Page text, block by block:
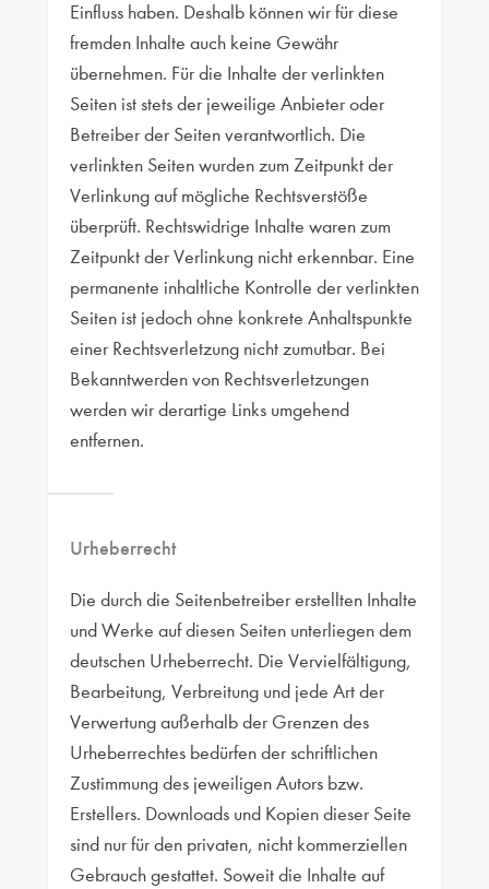
Einfluss haben. Deshalb können wir für diese
fremden Inhalte auch keine Gewähr
übernehmen. Für die Inhalte der verlinkten
Seiten ist stets der jeweilige Anbieter oder
Betreiber der Seiten verantwortlich. Die
verlinkten Seiten wurden zum Zeitpunkt der
Verlinkung auf mögliche Rechtsverstöße
überprüft. Rechtswidrige Inhalte waren zum
Zeitpunkt der Verlinkung nicht erkennbar. Eine
permanente inhaltliche Kontrolle der verlinkten
Seiten ist jedoch ohne konkrete Anhaltspunkte
einer Rechtsverletzung nicht zumutbar. Bei
Bekanntwerden von Rechtsverletzungen
werden wir derartige Links umgehend
entfernen.
Urheberrecht
Die durch die Seitenbetreiber erstellten Inhalte
und Werke auf diesen Seiten unterliegen dem
deutschen Urheberrecht. Die Vervielfältigung,
Bearbeitung, Verbreitung und jede Art der
Verwertung außerhalb der Grenzen des
Urheberrechtes bedürfen der schriftlichen
Zustimmung des jeweiligen Autors bzw.
Erstellers. Downloads und Kopien dieser Seite
sind nur für den privaten, nicht kommerziellen
Gebrauch gestattet. Soweit die Inhalte auf